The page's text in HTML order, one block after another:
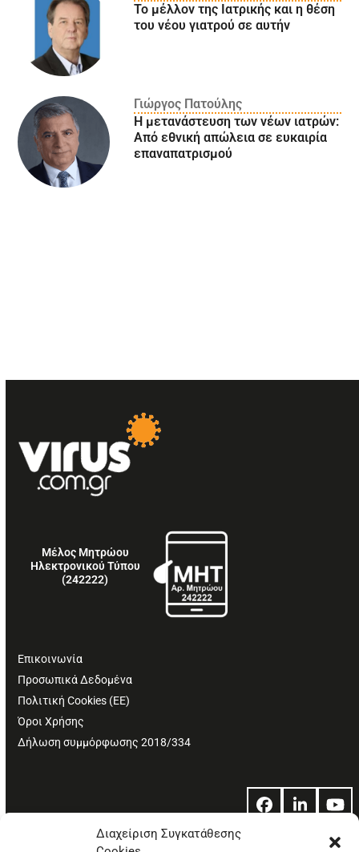
Διαχείριση Συγκατάθεσης
Το μέλλον της Ιατρικής και η θέση
του νέου γιατρού σε αυτήν
Γιώργος Πατούλης
Η μετανάστευση των νέων ιατρών:
Aπό εθνική απώλεια σε ευκαιρία
επαναπατρισμού
Μέλος Μητρώου
Ηλεκτρονικού Τύπου
(242222)
Επικοινωνία
Προσωπικά Δεδομένα
Πολιτική Cookies (ΕΕ)
Όροι Χρήσης
Δήλωση συμμόρφωσης 2018/334
Facebook
LinkedIn